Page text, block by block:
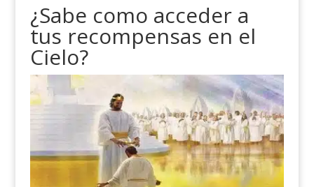
¿Sabe como acceder a
tus recompensas en el
Cielo?